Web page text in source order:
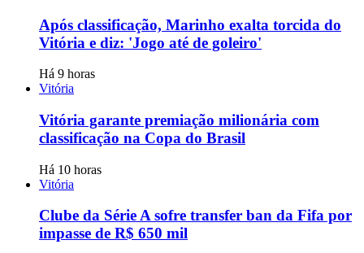
Após classificação, Marinho exalta torcida do
Vitória e diz: 'Jogo até de goleiro'
Há 9 horas
Vitória
Vitória garante premiação milionária com
classificação na Copa do Brasil
Há 10 horas
Vitória
Clube da Série A sofre transfer ban da Fifa por
impasse de R$ 650 mil